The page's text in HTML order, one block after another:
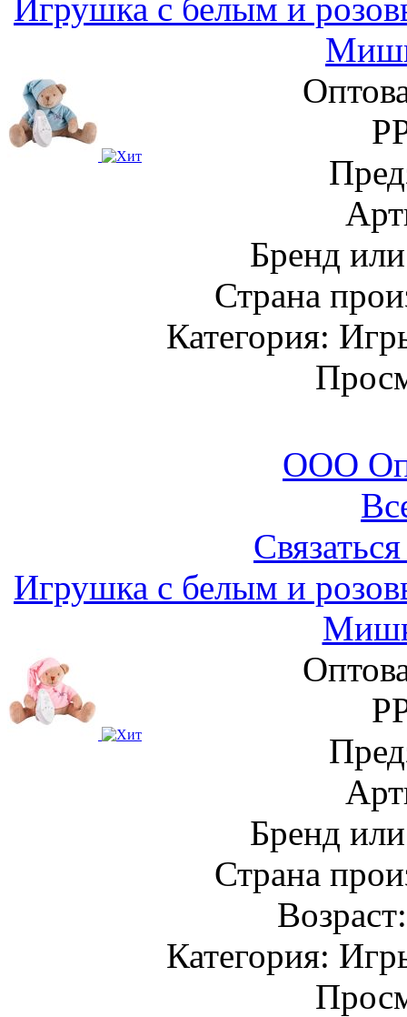
Игрушка с белым и
Бренд
Страна
Категория:
ООО
Игрушка с белым и
Бренд
Страна
Категория: